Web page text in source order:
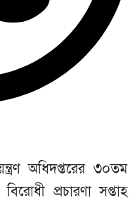
অধিদপ্তরের ৩০তম
প্রচারণা সপ্তাহ